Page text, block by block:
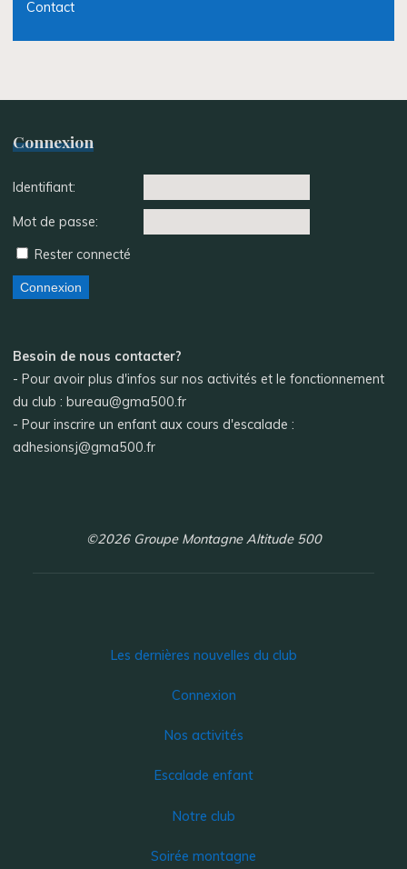
Contact
Connexion
Identifiant:
Mot de passe:
Rester connecté
Connexion
Besoin de nous contacter?
- Pour avoir plus d'infos sur nos activités et le fonctionnement
du club : bureau@gma500.fr
- Pour inscrire un enfant aux cours d'escalade :
adhesionsj@gma500.fr
©2026 Groupe Montagne Altitude 500
Les dernières nouvelles du club
Connexion
Nos activités
Escalade enfant
Notre club
Soirée montagne